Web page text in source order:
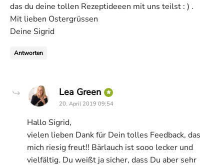
das du deine tollen Rezeptideeen mit uns teilst : ) .
Mit lieben Ostergrüssen
Deine Sigrid
Antworten
Lea Green says:
20. April 2019 09:54
Hallo Sigrid,
vielen lieben Dank für Dein tolles Feedback, das
mich riesig freut!! Bärlauch ist sooo lecker und
vielfältig. Du weißt ja sicher, dass Du aber sehr